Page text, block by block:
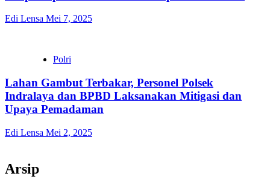
Edi Lensa Mei 7, 2025
Polri
Lahan Gambut Terbakar, Personel Polsek
Indralaya dan BPBD Laksanakan Mitigasi dan
Upaya Pemadaman
Edi Lensa Mei 2, 2025
Arsip